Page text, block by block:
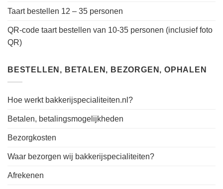
Taart bestellen 12 – 35 personen
QR-code taart bestellen van 10-35 personen (inclusief foto
QR)
BESTELLEN, BETALEN, BEZORGEN, OPHALEN
Hoe werkt bakkerijspecialiteiten.nl?
Betalen, betalingsmogelijkheden
Bezorgkosten
Waar bezorgen wij bakkerijspecialiteiten?
Afrekenen